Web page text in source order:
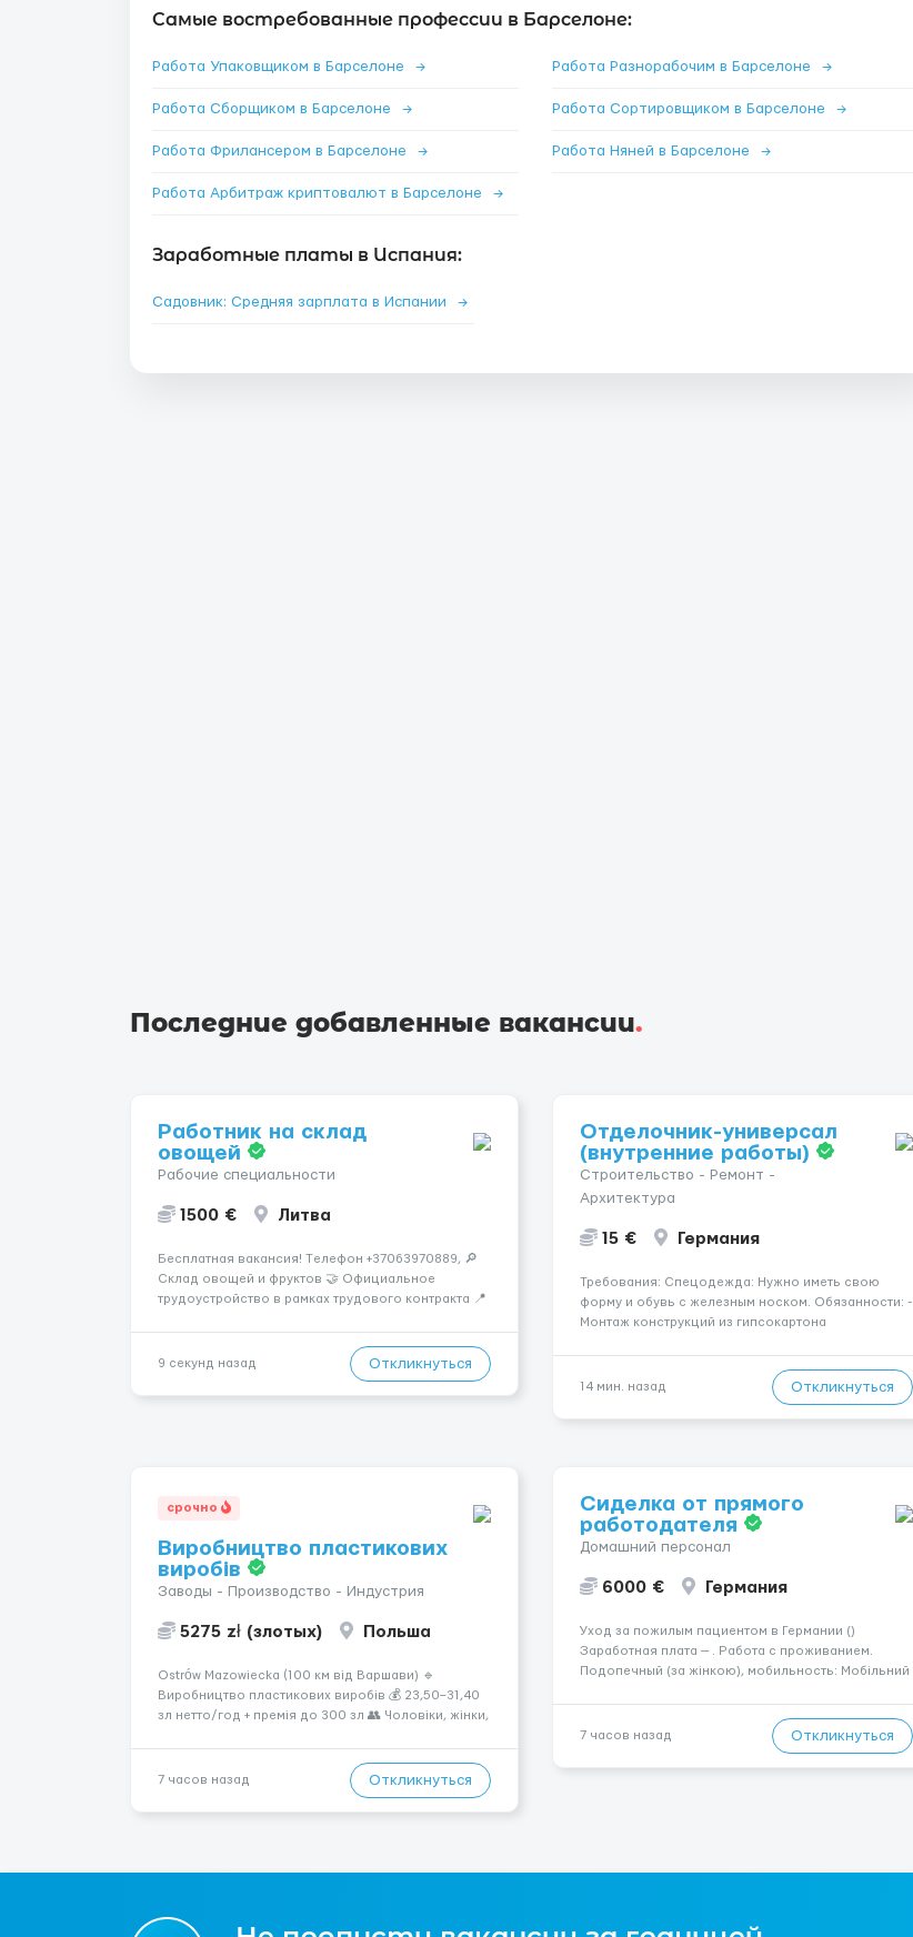
Самые востребованные профессии в Барселоне:
Работа Упаковщиком в Барселоне → Работа Разнорабочим в Барселоне →
Работа Сборщиком в Барселоне → Работа Сортировщиком в Барселоне →
Работа Фрилансером в Барселоне → Работа Няней в Барселоне →
Работа Арбитраж криптовалют в Барселоне →
Заработные платы в Испания:
Садовник: Средняя зарплата в Испании →
Последние добавленные вакансии.
Работник на склад
овощей
Рабочие специальности
1500 € Литва
Бесплатная вакансия! Tелефон +37063970889, 🔎
Склад овощей и фруктов 🤝 Официальное
трудоустройство в рамках трудового контракта 📍
возраст 18-45 лет - медкомиссия 30 евро (с ЗП) -
работа в темпе - разговорный русский...
9 секунд назад Откликнуться
Отделочник-универсал
(внутренние работы)
Строительство - Ремонт -
Архитектура
15 € Германия
Требования: Спецодежда: Нужно иметь свою
форму и обувь с железным носком. Обязанности: -
Монтаж конструкций из гипсокартона
Выполнение малярных работ (шпатлевка,
грунтовка, покраска); - Штукатурные работы ...
14 мин. назад Откликнуться
срочно
Виробництво пластикових
виробів
Заводы - Производство - Индустрия
5275 zł (злотых) Польша
Ostrów Mazowiecka (100 км від Варшави) 🔹
Виробництво пластикових виробів 💰 23,50–31,40
зл нетто/год + премія до 300 зл 👥 Чоловіки, жінки,
— 400 зл. 📦 Обов...
7 часов назад Откликнуться
Сиделка от прямого
работодателя
Домашний персонал
6000 € Германия
Уход за пожилым пациентом в Германии ()
Заработная плата — . Работа с проживанием.
Подопечный (за жінкою), мобильность: Мобільний
Спить не прокидаючись. Требования: По...
7 часов назад Откликнуться